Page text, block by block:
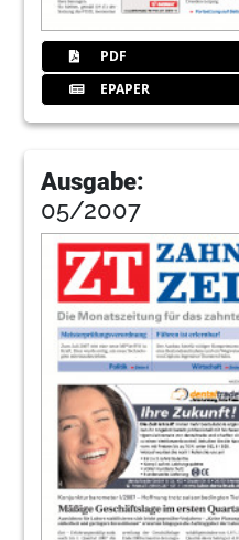
PDF
EPAPER
Ausgabe:
05/2007